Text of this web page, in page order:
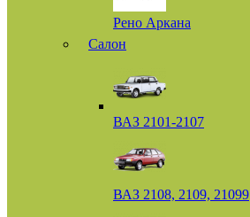
Рено Аркана
Салон
ВАЗ 2101-2107
ВАЗ 2108, 2109, 21099